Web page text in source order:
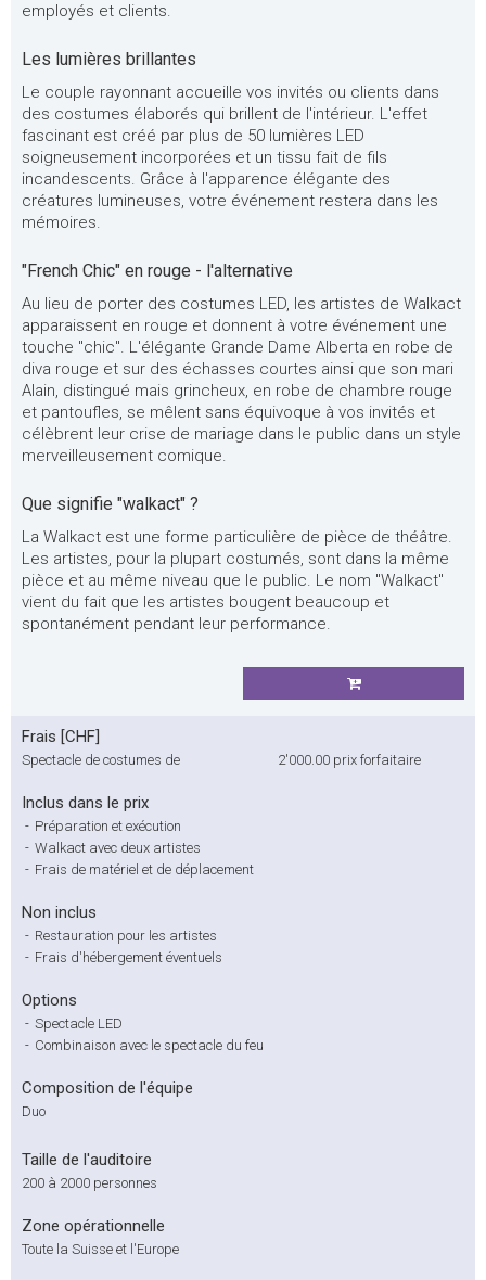
employés et clients.
Les lumières brillantes
Le couple rayonnant accueille vos invités ou clients dans
des costumes élaborés qui brillent de l'intérieur. L'effet
fascinant est créé par plus de 50 lumières LED
soigneusement incorporées et un tissu fait de fils
incandescents. Grâce à l'apparence élégante des
créatures lumineuses, votre événement restera dans les
mémoires.
"French Chic" en rouge - l'alternative
Au lieu de porter des costumes LED, les artistes de Walkact
apparaissent en rouge et donnent à votre événement une
touche "chic". L'élégante Grande Dame Alberta en robe de
diva rouge et sur des échasses courtes ainsi que son mari
Alain, distingué mais grincheux, en robe de chambre rouge
et pantoufles, se mêlent sans équivoque à vos invités et
célèbrent leur crise de mariage dans le public dans un style
merveilleusement comique.
Que signifie "walkact" ?
La Walkact est une forme particulière de pièce de théâtre.
Les artistes, pour la plupart costumés, sont dans la même
pièce et au même niveau que le public. Le nom "Walkact"
vient du fait que les artistes bougent beaucoup et
spontanément pendant leur performance.
Frais [CHF]
Spectacle de costumes de 2'000.00 prix forfaitaire
Inclus dans le prix
- Préparation et exécution
- Walkact avec deux artistes
- Frais de matériel et de déplacement
Non inclus
- Restauration pour les artistes
- Frais d'hébergement éventuels
Options
- Spectacle LED
- Combinaison avec le spectacle du feu
Composition de l'équipe
Duo
Taille de l'auditoire
200 à 2000 personnes
Zone opérationnelle
Toute la Suisse et l'Europe